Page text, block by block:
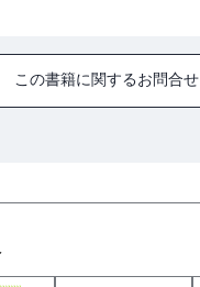
この書籍に関するお問合せ